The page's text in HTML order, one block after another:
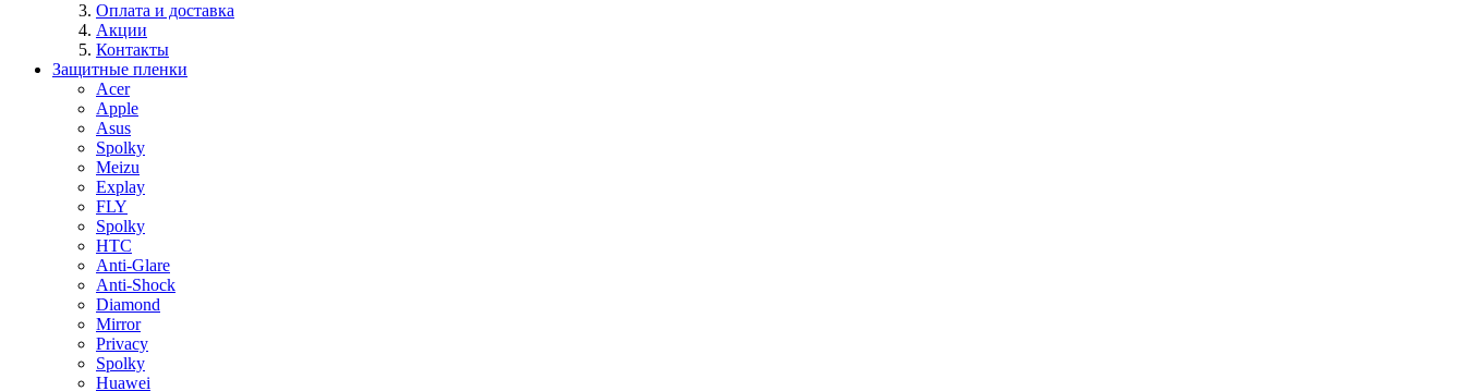
Оплата и доставка
Акции
Контакты
Защитные пленки
Acer
Apple
Asus
Spolky
Meizu
Explay
FLY
Spolky
HTC
Anti-Glare
Anti-Shock
Diamond
Mirror
Privacy
Spolky
Huawei